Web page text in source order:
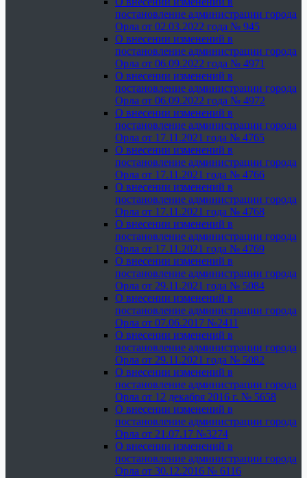
постановление администрации города
Орла от 02.03.2022 года № 945
О внесении изменений в
постановление администрации города
Орла от 06.09.2022 года № 4971
О внесении изменений в
постановление администрации города
Орла от 06.09.2022 года № 4972
О внесении изменений в
постановление администрации города
Орла от 17.11.2021 года № 4765
О внесении изменений в
постановление администрации города
Орла от 17.11.2021 года № 4766
О внесении изменений в
постановление администрации города
Орла от 17.11.2021 года № 4768
О внесении изменений в
постановление администрации города
Орла от 17.11.2021 года № 4769
О внесении изменений в
постановление администрации города
Орла от 29.11.2021 года № 5084
О внесении изменений в
постановление администрации города
Орла от 07.06.2017 №2411
О внесении изменений в
постановление администрации города
Орла от 29.11.2021 года № 5082
О внесении изменений в
постановление администрации города
Орла от 12 декабря 2016 г. № 5658
О внесении изменений в
постановление администрации города
Орла от 21.07.17 №3274
О внесении изменений в
постановление администрации города
Орла от 30.12.2016 № 6116